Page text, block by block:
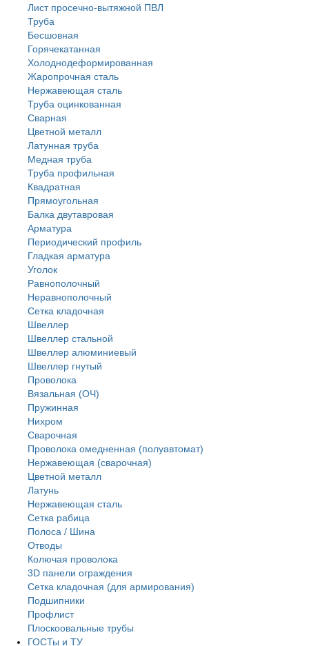
Лист просечно-вытяжной ПВЛ
Труба
Бесшовная
Горячекатанная
Холоднодеформированная
Жаропрочная сталь
Нержавеющая сталь
Труба оцинкованная
Сварная
Цветной металл
Латунная труба
Медная труба
Труба профильная
Квадратная
Прямоугольная
Балка двутавровая
Арматура
Периодический профиль
Гладкая арматура
Уголок
Равнополочный
Неравнополочный
Сетка кладочная
Швеллер
Швеллер стальной
Швеллер алюминиевый
Швеллер гнутый
Проволока
Вязальная (ОЧ)
Пружинная
Нихром
Сварочная
Проволока омедненная (полуавтомат)
Нержавеющая (сварочная)
Цветной металл
Латунь
Нержaвеющая сталь
Сетка рабица
Полоса / Шина
Отводы
Колючая проволока
3D панели ограждения
Сетка кладочная (для армирования)
Подшипники
Профлист
Плоскоовальные трубы
ГОСТы и ТУ